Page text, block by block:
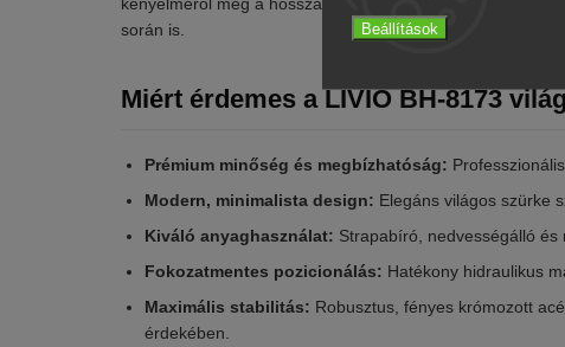
Beállítások
során is.
Miért érdemes a LIVIO BH-8173
Prémium minőség és megbízhatóság:
Modern, minimalista design: Elegáns világos szürke
Kiváló anyaghasználat: Strapabíró, nedvességálló
Fokozatmentes pozicionálás: Hatékony hidraulikus
Maximális stabilitás: Robusztus, fényes krómozott
érdekében.